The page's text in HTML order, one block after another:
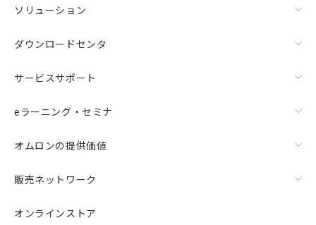
ソリューション
ダウンロードセンタ
サービスサポート
eラーニング・セミナ
オムロンの提供価値
販売ネットワーク
オンラインストア